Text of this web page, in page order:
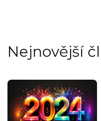
Nejnovější